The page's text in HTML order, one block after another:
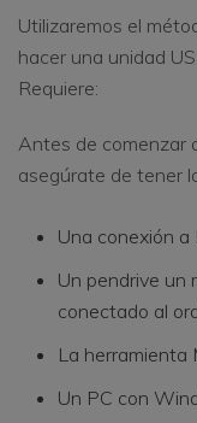
Utilizaremos el
hacer una unidad
Requiere:
Antes de comenzar
asegúrate de tener
Una conexión
Un pendrive un
conectado al
La herramienta
Un PC con